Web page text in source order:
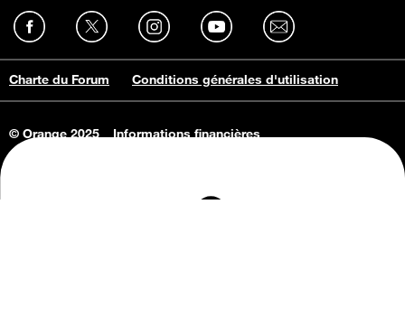
Charte du Forum Conditions générales d'utilisation
© Orange 2025
Informations financières